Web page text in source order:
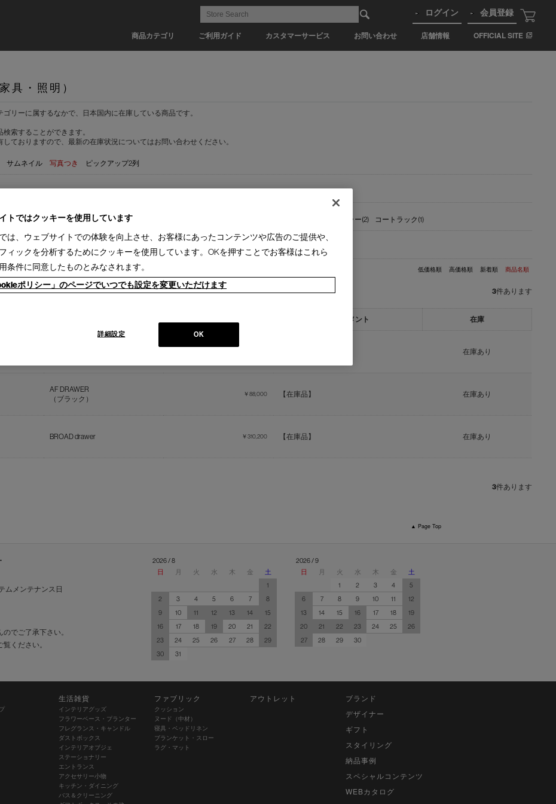
商品カテゴリ ご利用ガイド カスタマーサービス お問い合わせ 店舗情報 OFFICIAL SITE
ログイン 会員登録
具・照明）
ゴリーに属するなかで、日本国内に在庫している商品です。
検索することができます。
しておりますので、最新の在庫状況についてはお問い合わせください。
サムネイル 写真つき ピックアップ2列
イドテーブル(2) デザインチェア(2) ワークチェア(2) ミラー(2) コートラック(1)
在庫品(3) 【納期 1-2週間】(3)
低価格順 高価格順 新着順 商品名順
3件あります
一言コメント 在庫
在庫あり
AF DRAWER
（ブラック）
￥88,000 【在庫品】 在庫あり
BROAD drawer ￥310,200 【在庫品】 在庫あり
3件あります
▲ Page Top
ムメンテナンス日
でご了承下さい。
覧ください。
2026 / 8
日
月 火 水 木 金
土
1
2
3 4 5 6 7
8
9
10 11 12 13 14
15
16
17 18 19 20 21
22
23
24 25 26 27 28
29
30
31
2026 / 9
日
月 火 水 木 金
土
1
2 3 4
5
6
7 8 9 10 11
12
13
14 15 16 17 18
19
20
21 22 23 24 25
26
27
28 29 30
生活雑貨
インテリアグッズ
フラワーベース・プランター
フレグランス・キャンドル
ダストボックス
インテリアオブジェ
ステーショナリー
エントランス
アクセサリー小物
キッチン・ダイニング
バス＆クリーニング
ファブリック
クッション
ヌード（中材）
寝具・ベッドリネン
ブランケット・スロー
ラグ・マット
アウトレット
ブランド
デザイナー
ギフト
スタイリング
納品事例
スペシャルコンテンツ
WEBカタログ
トではクッキーを使用しています
は、ウェブサイトでの体験を向上させ、お客様にあったコンテンツや広告のご提供や、
ィックを分析するためにクッキーを使用しています。OKを押すことでお客様はこれら
条件に同意したものとみなされます。
ポリシー」のページでいつでも設定を変更いただけます
OK
詳細設定